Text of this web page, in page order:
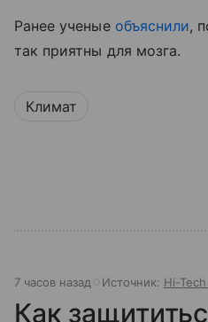
Ранее ученые объяснили,
так приятны для мозга.
Климат
7 часов назад Источник: Hi-
Как